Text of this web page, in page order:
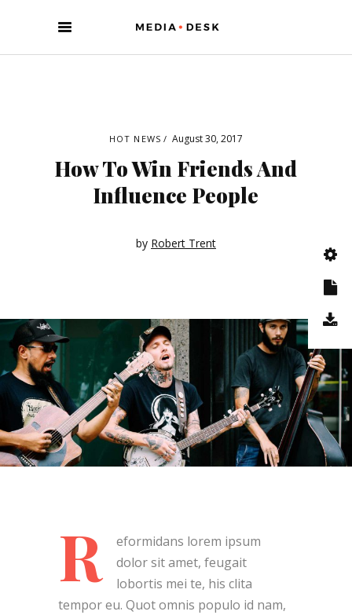
HOT NEWS August 30, 2017
How To Win Friends And
Influence People
by Robert Trent
R
eformidans lorem ipsum
dolor sit amet, feugait
lobortis mei te, his clita
tempor eu. Quot omnis populo id nam,